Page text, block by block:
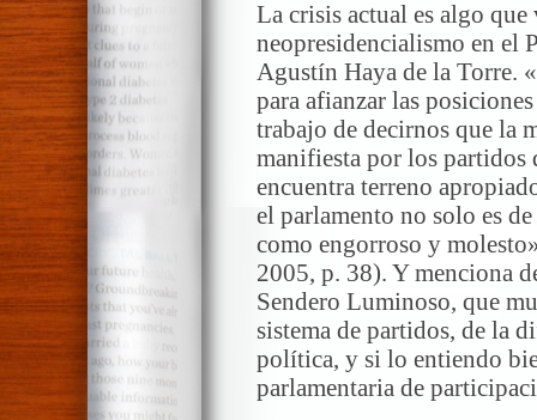
La crisis actual es algo
neopresidencialismo en el
Agustín Haya de la Torre.
para afianzar las
trabajo de decirnos que la
manifiesta por los partidos
encuentra terreno
el parlamento no solo es
como engorroso y
2005, p. 38). Y menciona
Sendero Luminoso, que
sistema de partidos, de la
política, y si lo entiendo
parlamentaria de